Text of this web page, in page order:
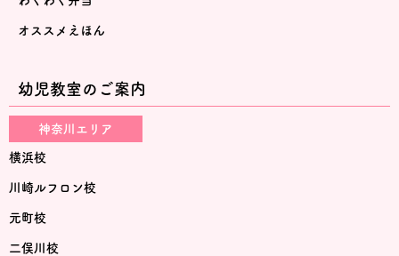
オススメえほん
幼児教室のご案内
神奈川エリア
横浜校
川崎ルフロン校
元町校
二俣川校